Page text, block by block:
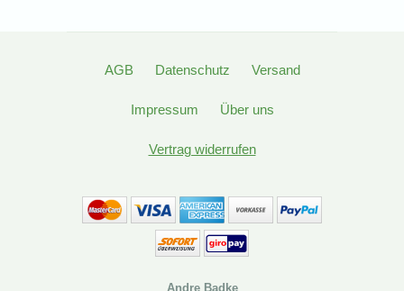
AGB Datenschutz Versand
Impressum Über uns
Vertrag widerrufen
Andre Badke